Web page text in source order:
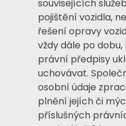
souvisejících
pojištění vozidla,
řešení opravy
vždy dále po
právní předpisy
uchovávat.
osobní údaje
plnění jejích či
příslušných